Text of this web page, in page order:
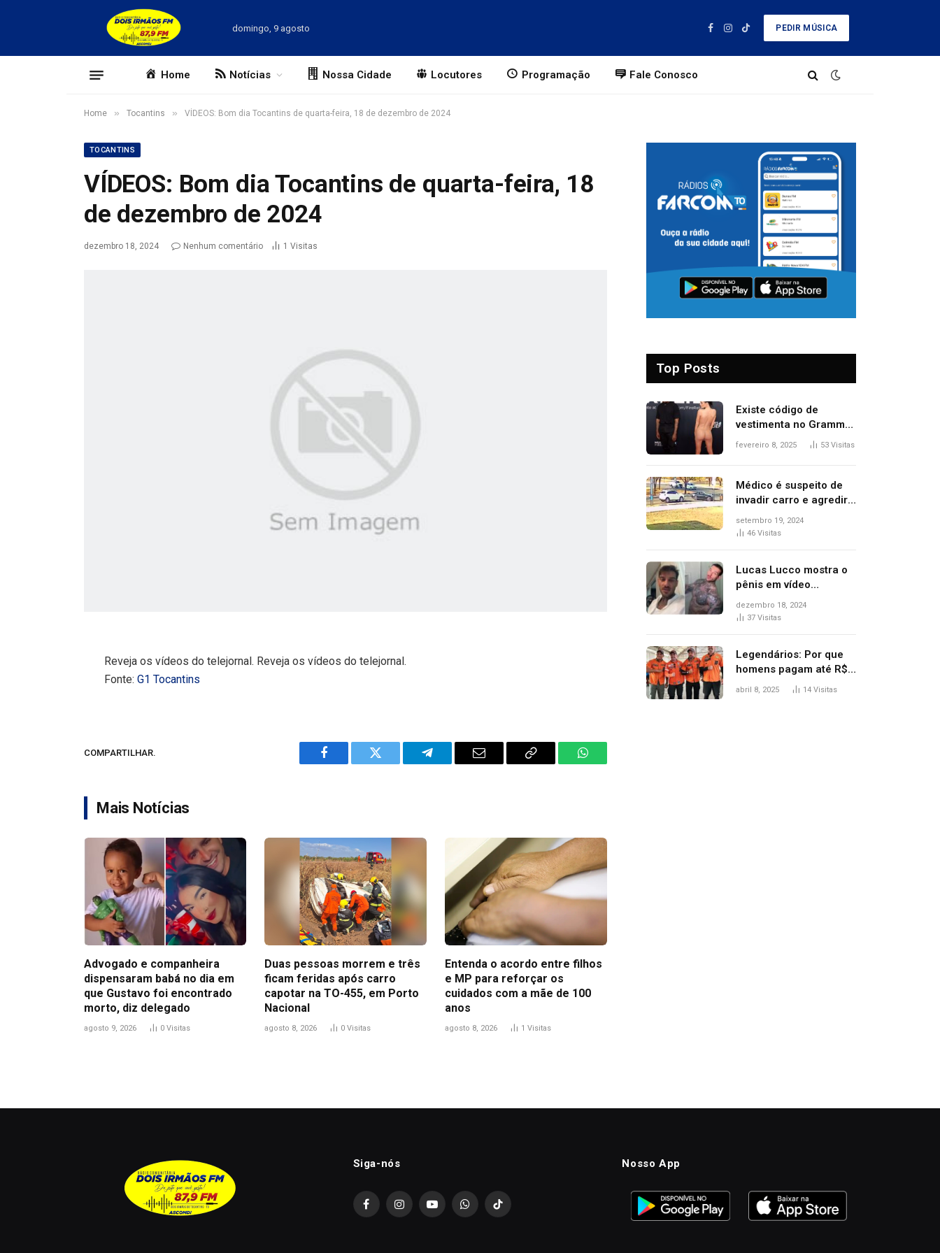
domingo, 9 agosto
Facebook
Instagram
TikTok
PEDIR MÚSICA
Home Notícias Nossa Cidade Locutores Programação Fale Conosco
Home » Tocantins » VÍDEOS: Bom dia Tocantins de quarta-feira, 18 de dezembro de 2024
TOCANTINS
VÍDEOS: Bom dia Tocantins de quarta-feira, 18
de dezembro de 2024
dezembro 18, 2024 Nenhum comentário 1 Visitas
Reveja os vídeos do telejornal. Reveja os vídeos do telejornal.
Fonte:G1 Tocantins
COMPARTILHAR.
Facebook Twitter Telegram Email
Copy
WhatsApp
Mais Notícias
Advogado e companheira
dispensaram babá no dia em
que Gustavo foi encontrado
morto, diz delegado
agosto 9, 2026 0 Visitas
Duas pessoas morrem e três
ficam feridas após carro
capotar na TO-455, em Porto
Nacional
agosto 8, 2026 0 Visitas
Entenda o acordo entre filhos
e MP para reforçar os
cuidados com a mãe de 100
anos
agosto 8, 2026 1 Visitas
Top Posts
Existe código de
vestimenta no Grammy?
Questionamento surgiu
aparecer nua na
premiação
fevereiro 8, 2025 53 Visitas
Médico é suspeito de
invadir carro e agredir
delegado aposentado
durante confusão no
setembro 19, 2024
46 Visitas
Lucas Lucco mostra o
pênis em vídeo
tomando banho, apaga
post e diz ‘foi mal’
dezembro 18, 2024
37 Visitas
Legendários: Por que
homens pagam até R$
81 mil para subir
abril 8, 2025 14 Visitas
Siga-nós
FacebookInstagramYouTubeWhatsAppTikTok
Nosso App